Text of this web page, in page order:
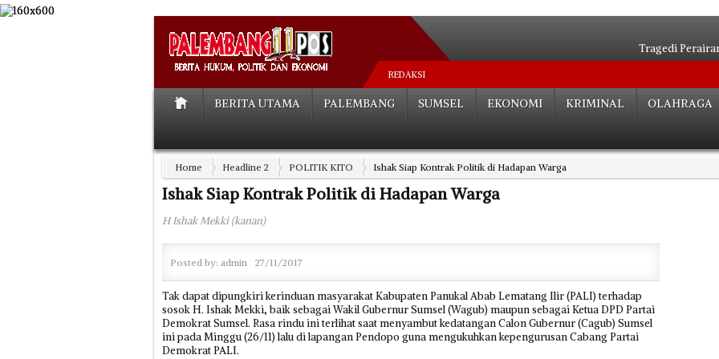
Tragedi
Niat Umroh
Sah! Bobby dan
Ini Penjelasan
Kehadiran Transmart
REDAKSI
BERITA UTAMA PALEMBANG SUMSEL EKONOMI KRIMINAL OLAHRAGA
Home Headline 2 POLITIK KITO Ishak Siap Kontrak Politik di Hadapan Warga
Ishak Siap Kontrak Politik di Hadapan Warga
H Ishak Mekki (kanan)
Posted by: admin 27/11/2017
Tak dapat dipungkiri kerinduan masyarakat Kabupaten Panukal Abab Lematang Ilir (PALI) terhadap
sosok H. Ishak Mekki, baik sebagai Wakil Gubernur Sumsel (Wagub) maupun sebagai Ketua DPD Partai
Demokrat Sumsel. Rasa rindu ini terlihat saat menyambut kedatangan Calon Gubernur (Cagub) Sumsel
ini pada Minggu (26/11) lalu di lapangan Pendopo guna mengukuhkan kepengurusan Cabang Partai
Demokrat PALI.